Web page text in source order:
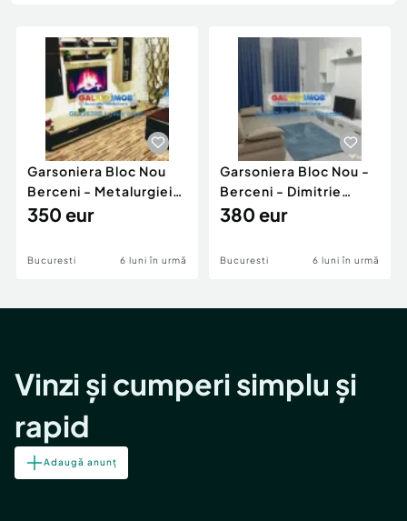
Animale de companie
Afaceri și echipamente profesionale
Inchiriere Bunuri si Vehicule
Piese auto si accesorii
Dacia Duster
Garsoniera Bloc Nou
Berceni - Metalurgiei
Park - Postalionul
350 eur
Bucuresti 6 luni în urmă
Garsoniera Bloc Nou -
Berceni - Dimitrie
Leonida
380 eur
Bucuresti 6 luni în urmă
Vinzi și cumperi simplu și
rapid
Adaugă anunț